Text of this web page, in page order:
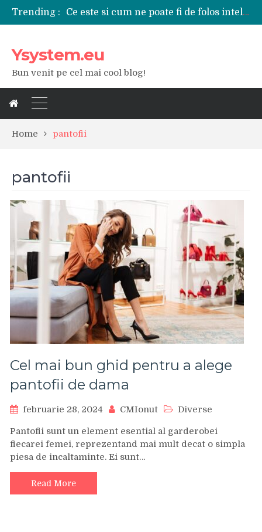
Trending :
Tipuri de polizoare de care este nevoie intr-un atelier
Cele mai bune smartphone-uri lansate in anul 2024
Ysystem.eu
Bun venit pe cel mai cool blog!
Home pantofii
pantofii
Cel mai bun ghid pentru a alege
pantofii de dama
februarie 28, 2024 CMIonut Diverse
Pantofii sunt un element esential al garderobei
fiecarei femei, reprezentand mai mult decat o simpla
piesa de incaltaminte. Ei sunt…
Read More